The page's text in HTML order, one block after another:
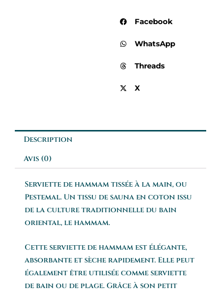
Facebook
WhatsApp
Threads
X
Description
Avis (0)
Serviette de hammam tissée à la main, ou
Pestemal. Un tissu de sauna en coton issu
de la culture traditionnelle du bain
oriental, le hammam.
Cette serviette de hammam est élégante,
absorbante et sèche rapidement. Elle peut
également être utilisée comme serviette
de bain ou de plage. Grâce à son petit